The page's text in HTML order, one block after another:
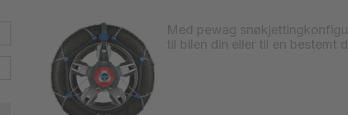
Med pewag
til bilen din eller til en bestemt